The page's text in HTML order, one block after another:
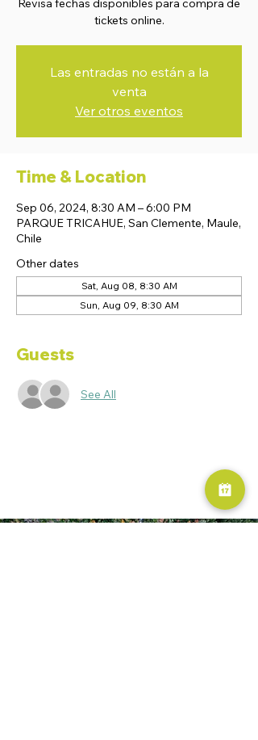
Revisa fechas disponibles para compra de
tickets online.
Las entradas no están a la
venta
Ver otros eventos
Time & Location
Sep 06, 2024, 8:30 AM – 6:00 PM
PARQUE TRICAHUE, San Clemente, Maule,
Chile
Other dates
Sat, Aug 08, 8:30 AM
Sun, Aug 09, 8:30 AM
Guests
See All